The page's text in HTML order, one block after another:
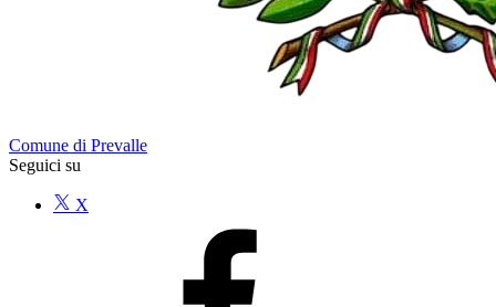
Comune di Prevalle
Seguici su
X